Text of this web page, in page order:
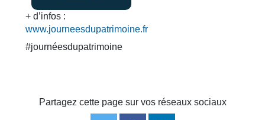
+ d’infos :
www.journeesdupatrimoine.fr
#journéesdupatrimoine
Partagez cette page sur vos réseaux sociaux